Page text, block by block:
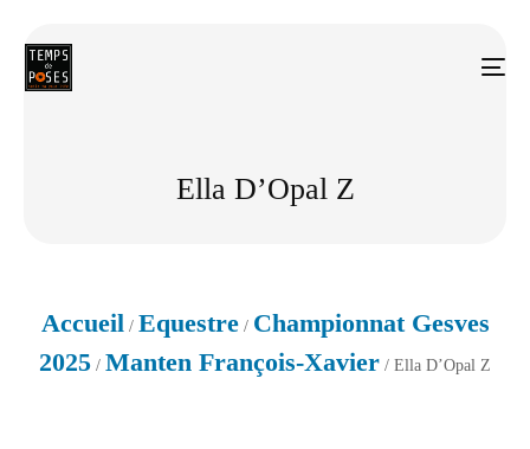
Ella D’Opal Z
Accueil / Equestre/ Championnat Gesves
2025 / Manten François-Xavier / Ella D’Opal Z